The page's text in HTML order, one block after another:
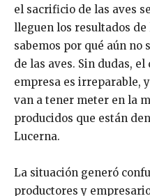
el sacrificio de las aves
lleguen los resultados
sabemos por qué aún no
de las aves. Sin dudas,
empresa es irreparable,
van a tener meter en la
producidos que están
Lucerna.
La situación generó
productores y